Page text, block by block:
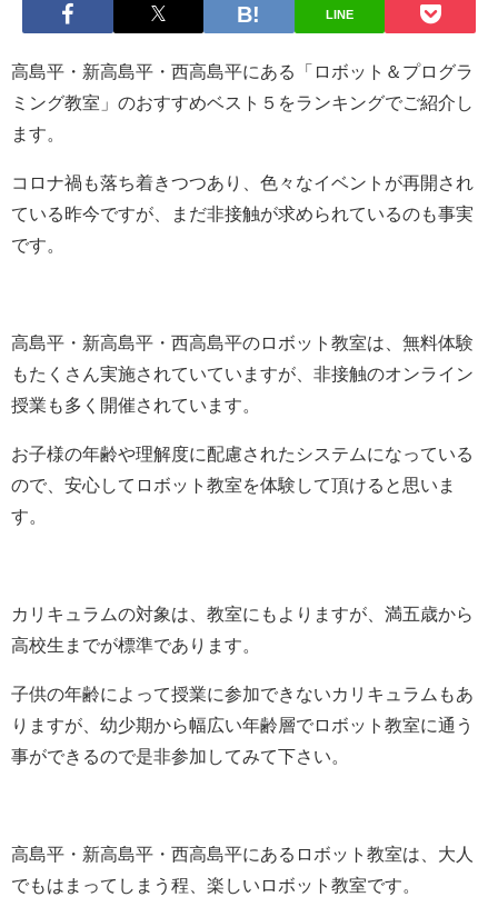
LINE
高島平・新高島平・西高島平にある「ロボット＆プログラ
ミング教室」のおすすめベスト５をランキングでご紹介し
ます。
コロナ禍も落ち着きつつあり、色々なイベントが再開され
ている昨今ですが、まだ非接触が求められているのも事実
です。
高島平・新高島平・西高島平のロボット教室は、無料体験
もたくさん実施されていていますが、非接触のオンライン
授業も多く開催されています。
お子様の年齢や理解度に配慮されたシステムになっている
ので、安心してロボット教室を体験して頂けると思いま
す。
カリキュラムの対象は、教室にもよりますが、満五歳から
高校生までが標準であります。
子供の年齢によって授業に参加できないカリキュラムもあ
りますが、幼少期から幅広い年齢層でロボット教室に通う
事ができるので是非参加してみて下さい。
高島平・新高島平・西高島平にあるロボット教室は、大人
でもはまってしまう程、楽しいロボット教室です。